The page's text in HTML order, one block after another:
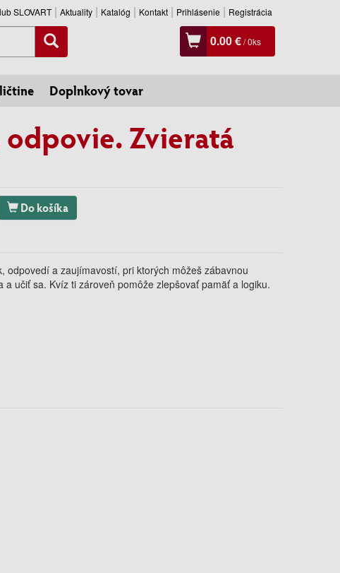
SLOVART Aktuality Katalóg Kontakt Prihlásenie Registrácia
0.00 €/0ks
Doplnkový tovar
Zvieratá
Do košíka
odpovedí a zaujímavostí, pri ktorých môžeš zábavnou
a učiť sa. Kvíz ti zároveň pomôže zlepšovať pamäť a logiku.